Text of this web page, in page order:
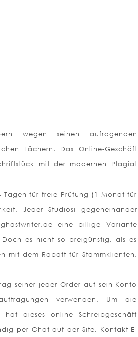
wegen seinen aufragenden
Fächern. Das Online-Geschäft
mit der modernen Plagiat
Tagen für freie Prüfung (1 Monat für
Jeder Studiosi gegeneinander
eine billige Variante
es nicht so preigünstig, als es
mit dem Rabatt für Stammklienten.
seiner jeder Order auf sein Konto
verwenden. Um die
dieses online Schreibgeschäft
per Chat auf der Site, Kontakt-E-